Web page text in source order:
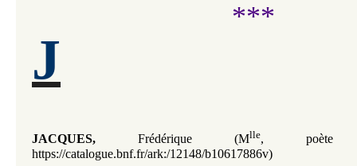
***
J
JACQUES, Frédérique (Mlle,
https://catalogue.bnf.fr/ark:/12148/b10617886v)